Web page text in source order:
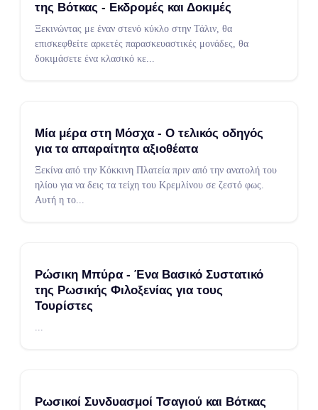
της Βότκας - Εκδρομές και Δοκιμές
Ξεκινώντας με έναν στενό κύκλο στην Τάλιν, θα
επισκεφθείτε αρκετές παρασκευαστικές μονάδες, θα
δοκιμάσετε ένα κλασικό κε...
Μία μέρα στη Μόσχα - Ο τελικός οδηγός
για τα απαραίτητα αξιοθέατα
Ξεκίνα από την Κόκκινη Πλατεία πριν από την ανατολή του
ηλίου για να δεις τα τείχη του Κρεμλίνου σε ζεστό φως.
Αυτή η το...
Ρώσικη Μπύρα - Ένα Βασικό Συστατικό
της Ρωσικής Φιλοξενίας για τους
Τουρίστες
...
Ρωσικοί Συνδυασμοί Τσαγιού και Βότκας